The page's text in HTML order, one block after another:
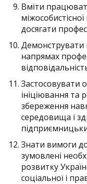
Вміти
досягати
Демонструвати
напрямах
Застосовувати
ініціювання та
збереження
середовища і
Знати вимоги до
зумовлені
розвитку
соціальної і